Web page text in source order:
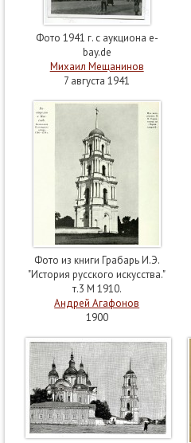
Фото 1941 г. с аукциона e-
bay.de
Михаил Мещанинов
7 августа 1941
Фото из книги Грабарь И.Э.
"История русского искусства."
т.3 М 1910.
Андрей Агафонов
1900